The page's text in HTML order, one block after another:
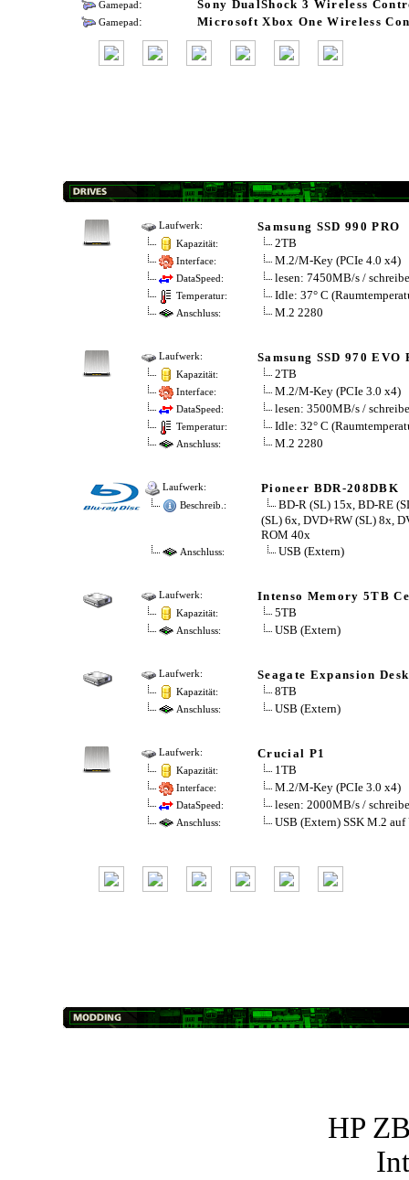
Gamepad: Sony DualShock 3 Wireless
Gamepad: Microsoft Xbox One Wireless
Laufwerk: Samsung SSD 990 PRO
Kapazität: 2TB
Interface: M.2/​M-Key (PCIe 4.0 x4)
DataSpeed: lesen: 7450MB/​s /
Temperatur: Idle: 37° C
Anschluss: M.2 2280
Laufwerk: Samsung SSD 970 EVO
Kapazität: 2TB
Interface: M.2/​M-Key (PCIe 3.0 x4)
DataSpeed: lesen: 3500MB/​s /
Temperatur: Idle: 32° C
Anschluss: M.2 2280
Laufwerk: Pioneer BDR-208DBK
Beschreib.:
BD-R (SL) 15x, BD-RE
(SL) 6x, DVD+RW (SL) 8x,
ROM 40x
Anschluss: USB (Extern)
Laufwerk: Intenso Memory 5TB
Kapazität: 5TB
Anschluss: USB (Extern)
Laufwerk: Seagate Expansion
Kapazität: 8TB
Anschluss: USB (Extern)
Laufwerk: Crucial P1
Kapazität: 1TB
Interface: M.2/​M-Key (PCIe 3.0 x4)
DataSpeed: lesen: 2000MB/​s /
Anschluss: USB (Extern) SSK M.2 auf
HP